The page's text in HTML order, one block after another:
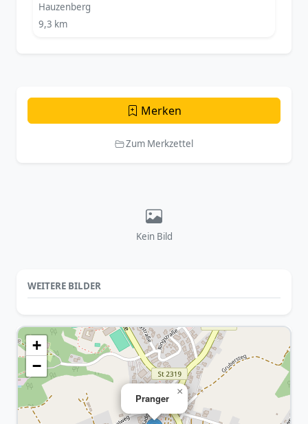
Hauzenberg
9,3 km
Merken
Zum Merkzettel
Kein Bild
WEITERE BILDER
Pranger
×
+
−